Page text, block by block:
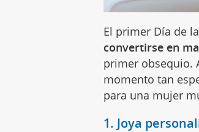
El primer Día de
convertirse en
primer obsequio.
momento tan
para una mujer
1. Joya